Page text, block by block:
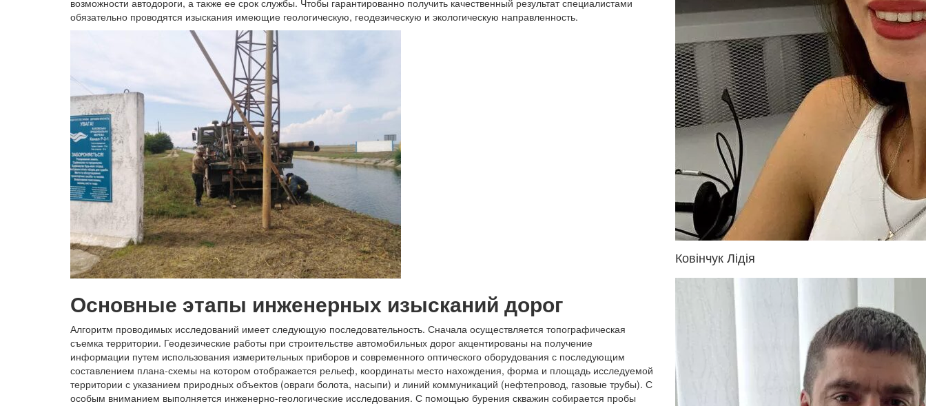
возможности автодороги, а также ее срок службы. Чтобы гарантированно получить качественный результат специалистами
обязательно проводятся изыскания имеющие геологическую, геодезическую и экологическую направленность.
Основные этапы инженерных изысканий дорог
Алгоритм проводимых исследований имеет следующую последовательность. Сначала осуществляется топографическая
съемка территории. Геодезические работы при строительстве автомобильных дорог акцентированы на получение
информации путем использования измерительных приборов и современного оптического оборудования с последующим
составлением плана-схемы на котором отображается рельеф, координаты место нахождения, форма и площадь исследуемой
территории с указанием природных объектов (овраги болота, насыпи) и линий коммуникаций (нефтепровод, газовые трубы). С
особым вниманием выполняется инженерно-геологические исследования. С помощью бурения скважин собирается пробы
Ковінчук Лідія